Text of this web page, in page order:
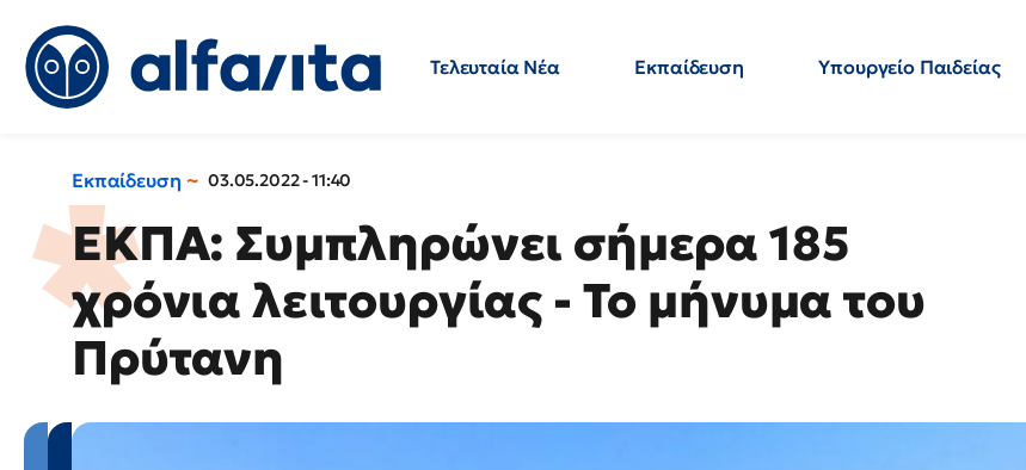
Τελευταία Νέα Εκπαίδευση Υπουργείο Παιδείας
Εκπαίδευση 03.05.2022 - 11:40
ΕΚΠΑ: Συμπληρώνει σήμερα 185
χρόνια λειτουργίας - Το μήνυμα του
Πρύτανη